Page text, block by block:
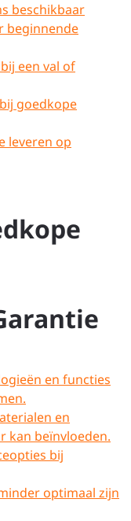
beschikbaar
beginnende
een val of
goedkope
leveren op
en functies
en
kan beïnvloeden.
bij
optimaal zijn